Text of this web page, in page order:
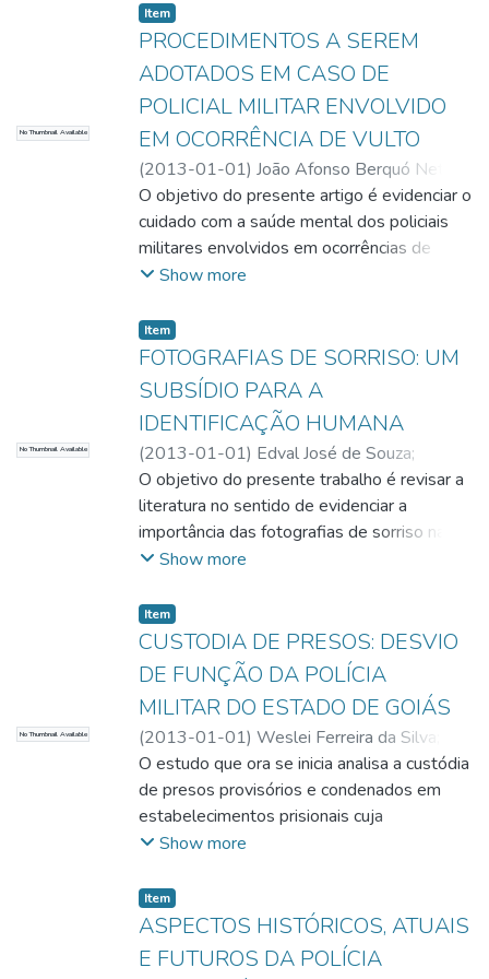
influência do tempo, da experiência e da
vivência profissional na cabeça do policial
militar bem como verificar o quanto isso
mudou nos seus conceitos, expectativas e
visão sobre a Polícia Militar do Estado de
Goiás.
cumprimento de sua missão constitucional
que é a de promover Segurança Pública
através do Policiamento Ostensivo e
Preventivo.
No Thumbnail Available
Item
PROCEDIMENTOS A SEREM
ADOTADOS EM CASO DE
POLICIAL MILITAR ENVOLVIDO
EM OCORRÊNCIA DE VULTO
(2013-01-01) João Afonso Berquó Neto
Clives Pereira Sanches
O objetivo do presente artigo é evidenciar o
cuidado com a saúde mental dos policiais
militares envolvidos em ocorrências de
vulto ou de natureza grave. Passaremos a
do Estresse Pós-Traumático, mostrando a
adequação do tema ao cotidiano dos
policiais militares que trabalham nas ruas do
nosso Estado, analisando a normatização
existente acerca do tema, bem como, o
atual cumprimento dos procedimentos
necessários a serem empregados nesse
tipo de ocorrência, em que o policial militar
possa vir a desenvolver transtorno mental
incapacitante. O estudo também tem por
programa que venha tratar especificamente
desses casos.
Show more
No Thumbnail Available
Item
FOTOGRAFIAS DE SORRISO: UM
SUBSÍDIO PARA A
IDENTIFICAÇÃO HUMANA
(2013-01-01) Edval José de Souza;
Rhonan Ferreira da Silva
O objetivo do presente trabalho é revisar a
literatura no sentido de evidenciar a
importância das fotografias de sorriso na
identificação humana, como método
encontrem carbonizado, esqueletizado ou
putrefeito, de forma rápida, confiável e de
baixo custo.
Show more
No Thumbnail Available
Item
CUSTODIA DE PRESOS: DESVIO
DE FUNÇÃO DA POLÍCIA
MILITAR DO ESTADO DE GOIÁS
(2013-01-01) Weslei Ferreira da Silva
Silvana Rosa de Jesus Ramos
O estudo que ora se inicia analisa a custódia
de presos provisórios e condenados em
estabelecimentos prisionais cuja
administração ainda é de responsabilidade
Nesse sentido, apresentamos um breve
apanhado da legislação vigente,
especialmente a Constituição Federal,
Constituição Estadual, Lei de Execuções
Show more
Item
ASPECTOS HISTÓRICOS, ATUAIS
E FUTUROS DA POLÍCIA